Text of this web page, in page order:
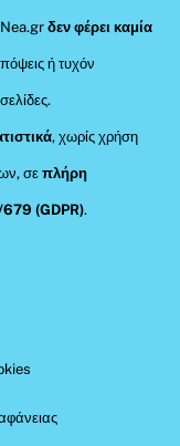
δεν φέρει καμία
ή τυχόν
, χωρίς χρήση
σεπλήρη
(GDPR).